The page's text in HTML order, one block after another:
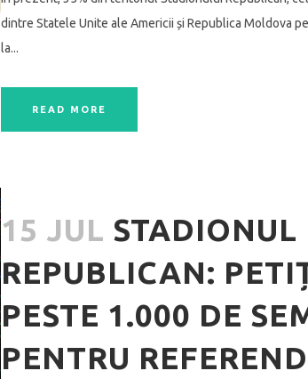
dintre Statele Unite ale Americii și Republica Moldova
la...
READ MORE
15 JUL STADIONUL
REPUBLICAN:
PESTE 1.000 DE
PENTRU